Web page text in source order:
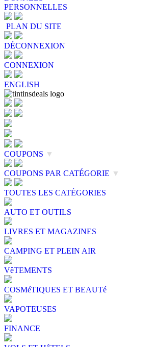
PERSONNELLES
PLAN DU SITE
DÉCONNEXION
CONNEXION
ENGLISH
COUPONS ▼
COUPONS PAR CATÉGORIE ▼
TOUTES LES CATÉGORIES
AUTO ET OUTILS
LIVRES ET MAGAZINES
CAMPING ET PLEIN AIR
VêTEMENTS
COSMéTIQUES ET BEAUTé
VAPOTEUSES
FINANCE